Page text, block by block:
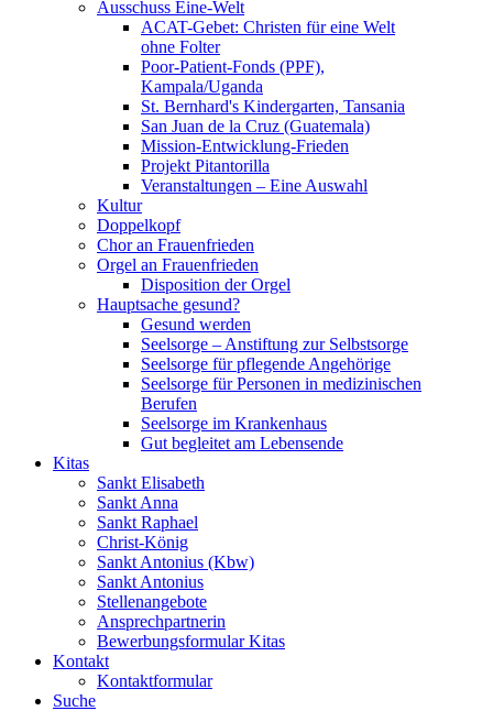
Ausschuss Eine-Welt
ACAT-Gebet: Christen für eine Welt
ohne Folter
Poor-Patient-Fonds (PPF),
Kampala/Uganda
St. Bernhard's Kindergarten, Tansania
San Juan de la Cruz (Guatemala)
Mission-Entwicklung-Frieden
Projekt Pitantorilla
Veranstaltungen – Eine Auswahl
Kultur
Doppelkopf
Chor an Frauenfrieden
Orgel an Frauenfrieden
Disposition der Orgel
Hauptsache gesund?
Gesund werden
Seelsorge – Anstiftung zur Selbstsorge
Seelsorge für pflegende Angehörige
Seelsorge für Personen in medizinischen
Berufen
Seelsorge im Krankenhaus
Gut begleitet am Lebensende
Kitas
Sankt Elisabeth
Sankt Anna
Sankt Raphael
Christ-König
Sankt Antonius (Kbw)
Sankt Antonius
Stellenangebote
Ansprechpartnerin
Bewerbungsformular Kitas
Kontakt
Kontaktformular
Suche